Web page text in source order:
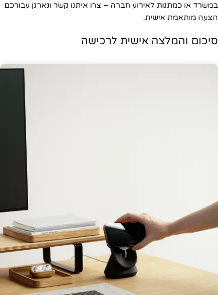
במשרד או כמתנות לאירוע חברה – צרו איתנו קשר ונארגן עבורכם
הצעה מותאמת אישית.
סיכום והמלצה אישית לרכישה